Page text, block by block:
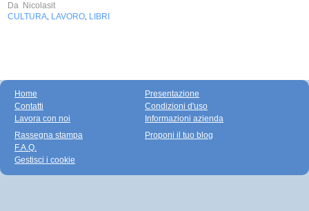
Da Nicolasit
CULTURA LAVORO LIBRI
Home
Contatti
Lavora con noi
Presentazione
Condizioni d'uso
Informazioni azienda
Rassegna stampa
F.A.Q.
Gestisci i cookie
Proponi il tuo blog